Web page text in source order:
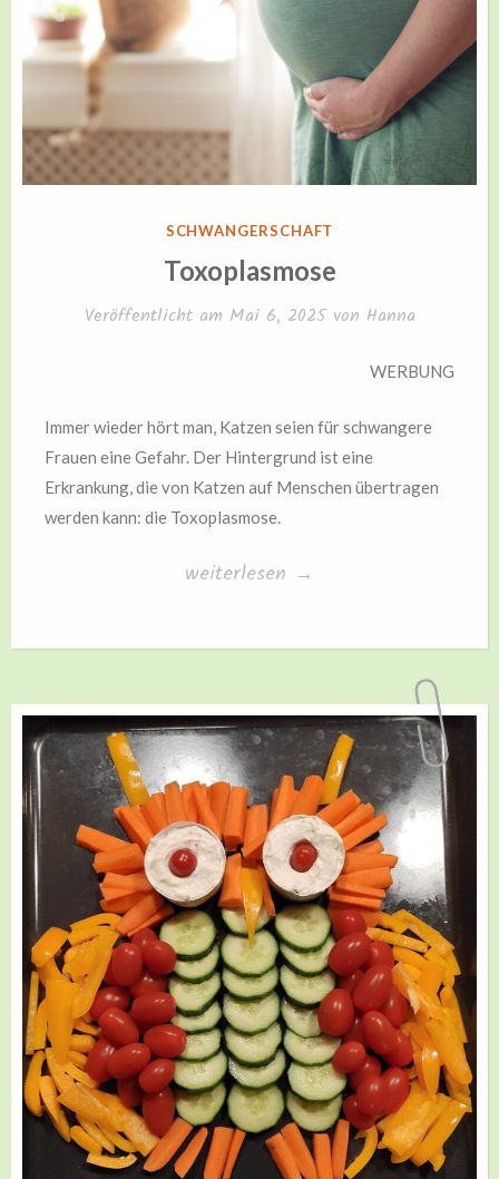
VERÖFFENTLICHT
SCHWANGERSCHAFT
Toxoplasmose
Veröffentlicht am Mai 6, 2025von Hanna
WERBUNG
Immer wieder hört man, Katzen seien für schwangere
Frauen eine Gefahr. Der Hintergrund ist eine
Erkrankung, die von Katzen auf Menschen übertragen
werden kann: die Toxoplasmose.
„Toxoplasmose“
weiterlesen →